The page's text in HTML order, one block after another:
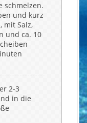
schmelzen.
und kurz
mit Salz,
und ca. 10
2-3
in die